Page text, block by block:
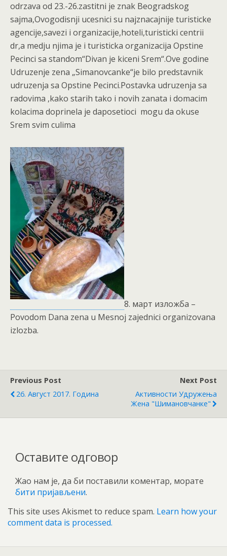
odrzava od 23.-26.zastitni je znak Beogradskog
sajma,Ovogodisnji ucesnici su najznacajnije turisticke
agencije,savezi i organizacije,hoteli,turisticki centrii
dr,a medju njima je i turisticka organizacija Opstine
Pecinci sa standom“Divan je kiceni Srem“.Ove godine
Udruzenje zena „Simanovcanke“je bilo predstavnik
udruzenja sa Opstine Pecinci.Postavka udruzenja sa
radovima ,kako starih tako i novih zanata i domacim
kolacima doprinela je daposetioci mogu da okuse
Srem svim culima
8. март изложба –
Povodom Dana zena u Mesnoj zajednici organizovana
izlozba.
Previous Post
26. Август 2017. Година
Next Post
Активности Удружења
Жена "Шимановчанке"
Оставите одговор
Жао нам је, да би поставили коментар, морате
бити пријављени.
This site uses Akismet to reduce spam. Learn how your
comment data is processed.